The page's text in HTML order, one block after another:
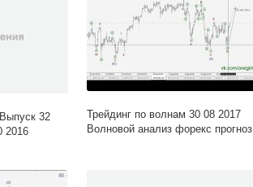
32
2016
Трейдинг по волнам 30 08 2017
Волновой анализ форекс прогноз